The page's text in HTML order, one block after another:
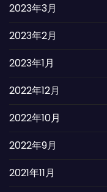
2023年3月
2023年2月
2023年1月
2022年12月
2022年10月
2022年9月
2021年11月